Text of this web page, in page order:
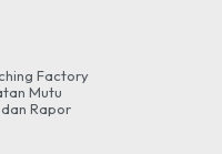
Factory
Mutu
Rapor